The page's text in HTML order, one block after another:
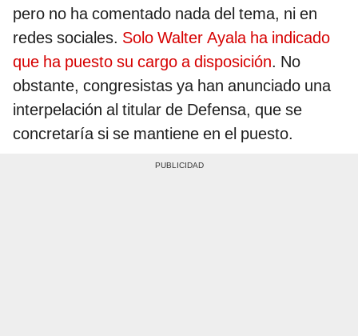
pero no ha comentado nada del tema, ni en
redes sociales. Solo Walter Ayala ha indicado
que ha puesto su cargo a disposición. No
obstante, congresistas ya han anunciado una
interpelación al titular de Defensa, que se
concretaría si se mantiene en el puesto.